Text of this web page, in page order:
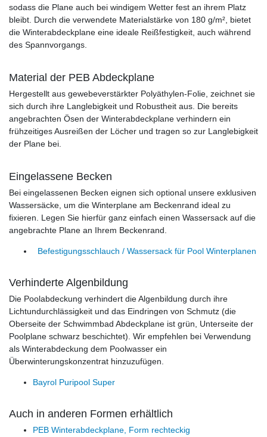
sodass die Plane auch bei windigem Wetter fest an ihrem Platz
bleibt. Durch die verwendete Materialstärke von 180 g/m², bietet
die Winterabdeckplane eine ideale Reißfestigkeit, auch während
des Spannvorgangs.
Material der PEB Abdeckplane
Hergestellt aus gewebeverstärkter Polyäthylen-Folie, zeichnet sie
sich durch ihre Langlebigkeit und Robustheit aus. Die bereits
angebrachten Ösen der Winterabdeckplane verhindern ein
frühzeitiges Ausreißen der Löcher und tragen so zur Langlebigkeit
der Plane bei.
Eingelassene Becken
Bei eingelassenen Becken eignen sich optional unsere exklusiven
Wassersäcke, um die Winterplane am Beckenrand ideal zu
fixieren. Legen Sie hierfür ganz einfach einen Wassersack auf die
angebrachte Plane an Ihrem Beckenrand.
Befestigungsschlauch / Wassersack für Pool Winterplanen
Verhinderte Algenbildung
Die Poolabdeckung verhindert die Algenbildung durch ihre
Lichtundurchlässigkeit und das Eindringen von Schmutz (die
Oberseite der Schwimmbad Abdeckplane ist grün, Unterseite der
Poolplane schwarz beschichtet). Wir empfehlen bei Verwendung
als Winterabdeckung dem Poolwasser ein
Überwinterungskonzentrat hinzuzufügen.
Bayrol Puripool Super
Auch in anderen Formen erhältlich
PEB Winterabdeckplane, Form rechteckig